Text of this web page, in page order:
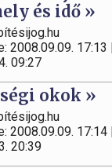
és idő »
2008.09.09.
09:27
okok »
2008.09.09.
20:39